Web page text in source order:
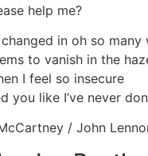
help me?
in oh so many
to vanish in the
I feel so insecure
you like I’ve never
/ John